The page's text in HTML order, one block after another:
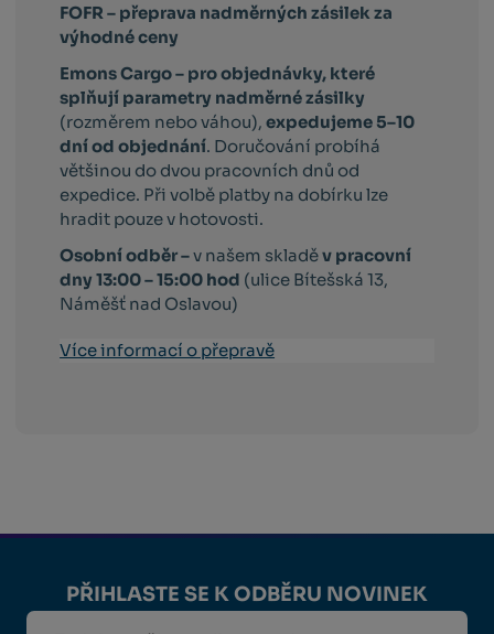
FOFR – přeprava nadměrných zásilek za
výhodné ceny
Emons Cargo – pro objednávky, které
splňují parametry nadměrné zásilky
(rozměrem nebo váhou),expedujeme 5–10
dní od objednání. Doručování probíhá
většinou do dvou pracovních dnů od
expedice. Při volbě platby na dobírku lze
hradit pouze v hotovosti.
Osobní odběr –v našem skladěv pracovní
dny 13:00 – 15:00 hod (ulice Bítešská 13,
Náměšť nad Oslavou)
Více informací o přepravě
PŘIHLASTE SE K ODBĚRU NOVINEK